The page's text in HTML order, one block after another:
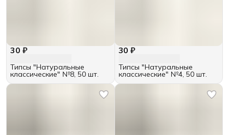
30 ₽
Типсы "Натуральные
классические" №8, 50 шт.
30 ₽
Типсы "Натуральные
классические" №4, 50 шт.